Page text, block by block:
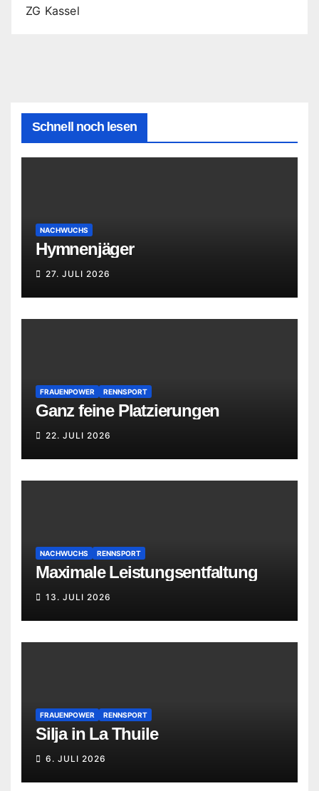
ZG Kassel
Schnell noch lesen
NACHWUCHS
Hymnenjäger
27. JULI 2026
FRAUENPOWER RENNSPORT
Ganz feine Platzierungen
22. JULI 2026
NACHWUCHS RENNSPORT
Maximale Leistungsentfaltung
13. JULI 2026
FRAUENPOWER RENNSPORT
Silja in La Thuile
6. JULI 2026